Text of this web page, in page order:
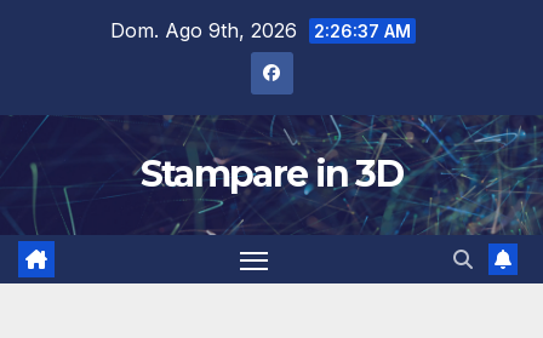
Dom. Ago 9th, 2026 2:26:38 AM
Stampare in 3D